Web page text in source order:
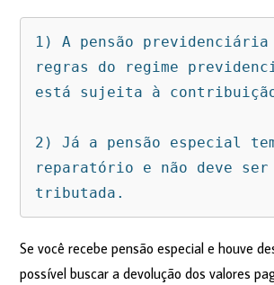
1) A pensão previdenciária
regras do regime
está sujeita à
2) Já a pensão especial
reparatório e não deve ser
tributada.
Se você recebe pensão especial e houve
possível buscar a devolução dos valores